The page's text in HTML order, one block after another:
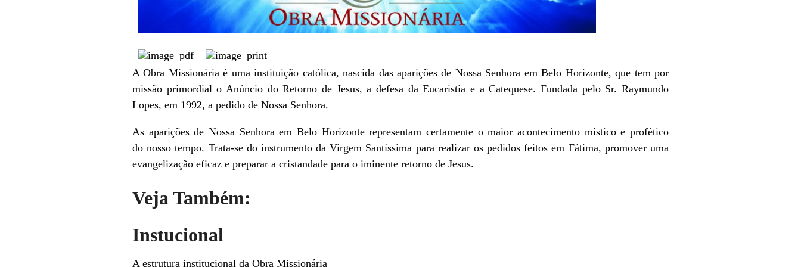
A Obra Missionária é uma instituição católica, nascida das aparições de Nossa Senhora em Belo Horizonte, que tem por
missão primordial o Anúncio do Retorno de Jesus, a defesa da Eucaristia e a Catequese. Fundada pelo Sr. Raymundo
Lopes, em 1992, a pedido de Nossa Senhora.
As aparições de Nossa Senhora em Belo Horizonte representam certamente o maior acontecimento místico e profético
do nosso tempo. Trata-se do instrumento da Virgem Santíssima para realizar os pedidos feitos em Fátima, promover uma
evangelização eficaz e preparar a cristandade para o iminente retorno de Jesus.
Veja Também:
Instucional
A estrutura institucional da Obra Missionária